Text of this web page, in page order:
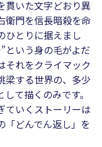
貫いた文字どおり異
衛門を信長暗殺を命
ひとりに据えまし
という身の毛がよだ
それをクライマック
梁する世界の、多少
て描くのみです。
ていくストーリーは
「どんでん返し」を